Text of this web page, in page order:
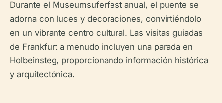
Durante el Museumsuferfest anual, el puente se
adorna con luces y decoraciones, convirtiéndolo
en un vibrante centro cultural. Las visitas guiadas
de Frankfurt a menudo incluyen una parada en
Holbeinsteg, proporcionando información histórica
y arquitectónica.